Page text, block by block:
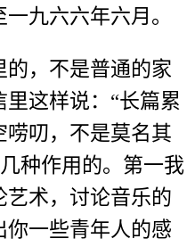
九六六年六月。
，不是普通的家
这样说：“长篇累
唠叨，不是莫名其
种作用的。第一我
艺术，讨论音乐的
你一些青年人的感